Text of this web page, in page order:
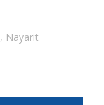
, Nayarit